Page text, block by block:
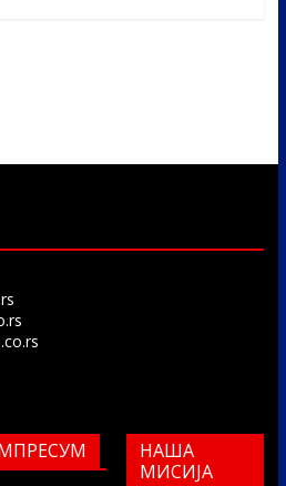
НАША
МИСИЈА